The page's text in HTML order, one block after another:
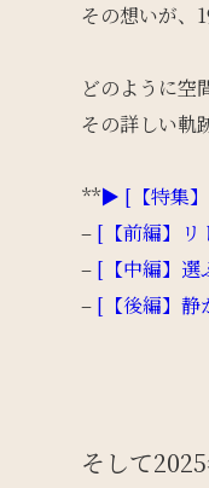
その想いが、
どのように
その詳しい軌
**▶︎ [【特集
– [【前編】リ
– [【中編】選
– [【後編】静
そして